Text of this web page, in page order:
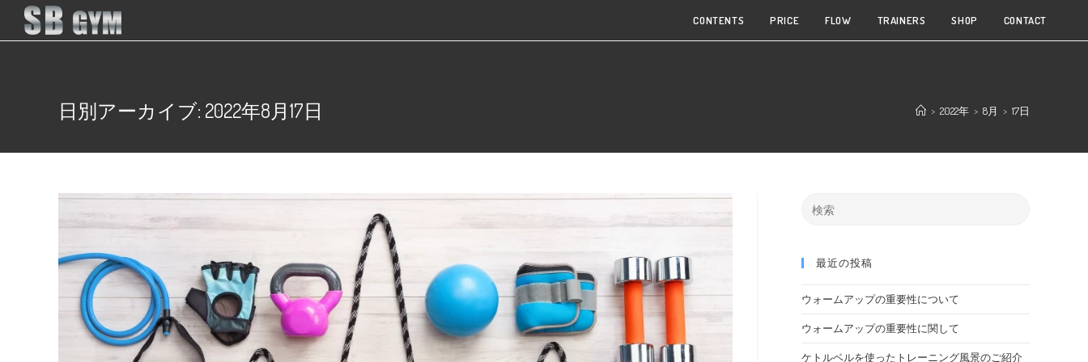
CONTENTS PRICE FLOW TRAINERS SHOP CONTACT
日別アーカイブ: 2022年8月17日 > 2022年 > 8月 > 17日
最近の投稿
ウォームアップの重要性について
ウォームアップの重要性に関して
ケトルベルを使ったトレーニング風景のご紹介